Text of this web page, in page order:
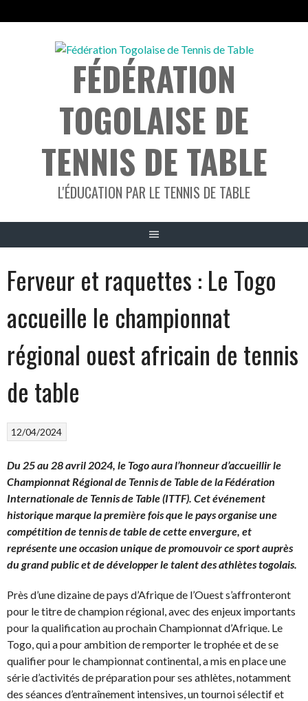
FÉDÉRATION
TOGOLAISE DE
TENNIS DE TABLE
L'ÉDUCATION PAR LE TENNIS DE TABLE
Ferveur et raquettes : Le Togo
accueille le championnat
régional ouest africain de tennis
de table
12/04/2024
Du 25 au 28 avril 2024, le Togo aura l’honneur d’accueillir le
Championnat Régional de Tennis de Table de la Fédération
Internationale de Tennis de Table (ITTF). Cet événement
historique marque la première fois que le pays organise une
compétition de tennis de table de cette envergure, et
représente une occasion unique de promouvoir ce sport auprès
du grand public et de développer le talent des athlètes togolais.
Près d’une dizaine de pays d’Afrique de l’Ouest s’affronteront
pour le titre de champion régional, avec des enjeux importants
pour la qualification au prochain Championnat d’Afrique. Le
Togo, qui a pour ambition de remporter le trophée et de se
qualifier pour le championnat continental, a mis en place une
série d’activités de préparation pour ses athlètes, notamment
des séances d’entraînement intensives, un tournoi sélectif et